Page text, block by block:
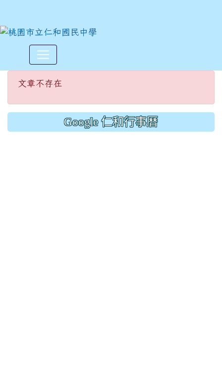
文章不存在
文章不存在
Google 仁和行事曆